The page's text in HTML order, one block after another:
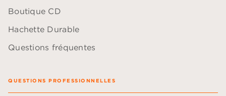
Boutique CD
Hachette Durable
Questions fréquentes
QUESTIONS PROFESSIONNELLES